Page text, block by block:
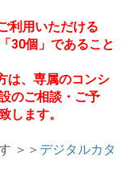
利用いただける
30個」であること
は、専属のコンシ
のご相談・ご予
します。
＞＞ デジタルカタ